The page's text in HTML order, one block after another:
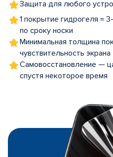
Защита для любого
1 покрытие гидрогеля =
по сроку носки
Минимальная толщина
чувствительность экрана
Самовосстановление —
спустя некоторое время